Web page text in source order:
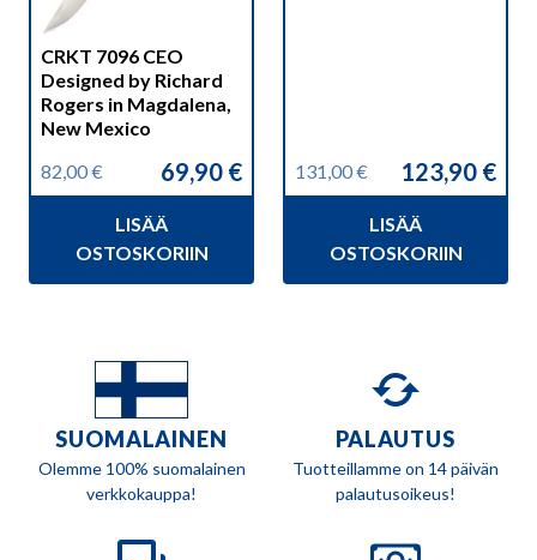
CRKT 7096 CEO
Designed by Richard
Rogers in Magdalena,
New Mexico
82,00€
Alkuperäinen
hinta
82,00 €.
69,90 €
Nykyinen
hinta
69,90 €.
LISÄÄ
OSTOSKORIIN
131,00€
Alkuperäinen
hinta
131,00 €.
123,90 €
Nykyinen
hinta
123,90 €.
LISÄÄ
OSTOSKORIIN
SUOMALAINEN
Olemme 100% suomalainen
verkkokauppa!
PALAUTUS
Tuotteillamme on 14 päivän
palautusoikeus!